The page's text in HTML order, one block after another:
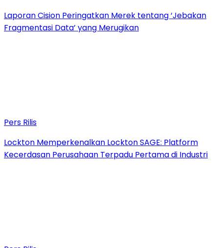
Laporan Cision Peringatkan Merek tentang ‘Jebakan
Fragmentasi Data’ yang Merugikan
Pers Rilis
Lockton Memperkenalkan Lockton SAGE: Platform
Kecerdasan Perusahaan Terpadu Pertama di Industri